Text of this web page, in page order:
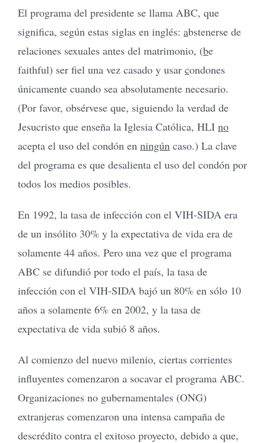
El programa del presidente se llama ABC, que
significa, según estas siglas en inglés: abstenerse de
relaciones sexuales antes del matrimonio, (be
faithful) ser fiel una vez casado y usar condones
únicamente cuando sea absolutamente necesario.
(Por favor, obsérvese que, siguiendo la verdad de
Jesucristo que enseña la Iglesia Católica, HLI no
acepta el uso del condón en ningún caso.) La clave
del programa es que desalienta el uso del condón por
todos los medios posibles.
En 1992, la tasa de infección con el VIH-SIDA era
de un insólito 30% y la expectativa de vida era de
solamente 44 años. Pero una vez que el programa
ABC se difundió por todo el país, la tasa de
infección con el VIH-SIDA bajó un 80% en sólo 10
años a solamente 6% en 2002, y la tasa de
expectativa de vida subió 8 años.
Al comienzo del nuevo milenio, ciertas corrientes
influyentes comenzaron a socavar el programa ABC.
Organizaciones no gubernamentales (ONG)
extranjeras comenzaron una intensa campaña de
descrédito contra el exitoso proyecto, debido a que,